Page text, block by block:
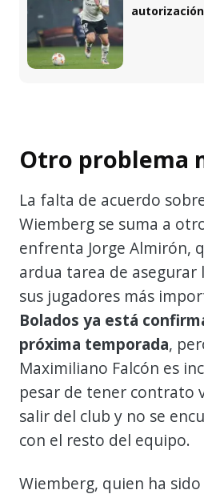
Otro problema
La falta de acuerdo
Wiemberg se suma a
enfrenta Jorge Almirón,
ardua tarea de
sus jugadores más
Bolados ya está
próxima temporada,
Maximiliano Falcón es
pesar de tener contrato
salir del club y no se
con el resto del equipo.
Wiemberg, quien ha